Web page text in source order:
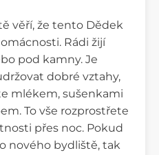
věří, že tento Dědek
Rádi žijí
pod kamny. Je
dobré vztahy,
mlékem, sušenkami
To vše rozprostřete
přes noc. Pokud
nového bydliště, tak